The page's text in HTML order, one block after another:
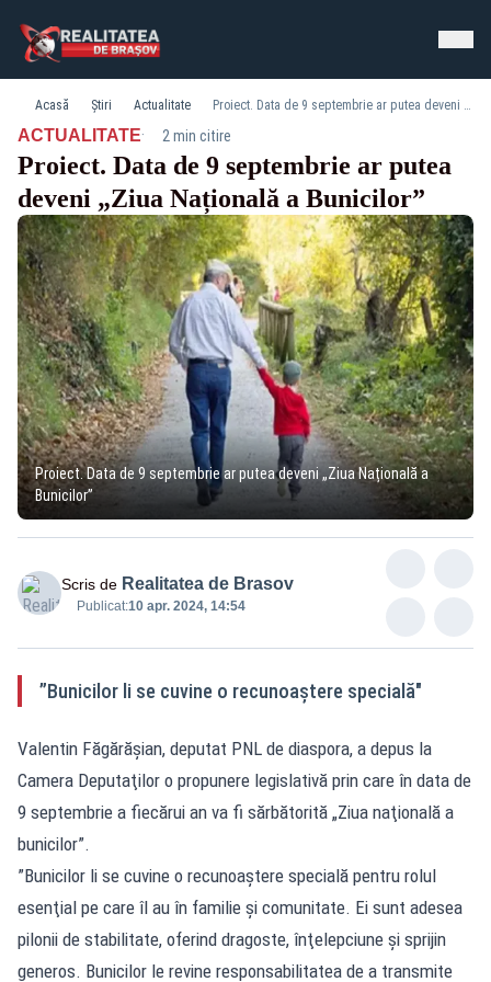
Acasă Știri Actualitate Proiect. Data de 9 septembrie ar putea deveni „Ziua Națională a Bunicilor”
ACTUALITATE· 2 min citire
Proiect. Data de 9 septembrie ar putea
deveni „Ziua Națională a Bunicilor”
Proiect. Data de 9 septembrie ar putea deveni „Ziua Națională a
Bunicilor”
Scris de Realitatea de Brasov
Publicat:10 apr. 2024, 14:54
”Bunicilor li se cuvine o recunoaştere specială"
Valentin Făgărăşian, deputat PNL de diaspora, a depus la
Camera Deputaţilor o propunere legislativă prin care în data de
9 septembrie a fiecărui an va fi sărbătorită „Ziua naţională a
bunicilor”.
”Bunicilor li se cuvine o recunoaştere specială pentru rolul
esenţial pe care îl au în familie şi comunitate. Ei sunt adesea
pilonii de stabilitate, oferind dragoste, înţelepciune şi sprijin
generos. Bunicilor le revine responsabilitatea de a transmite